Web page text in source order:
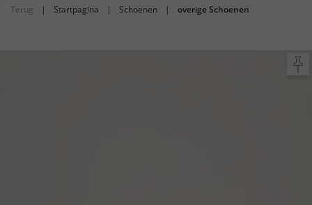
Terug | Startpagina | Schoenen | overige Schoenen